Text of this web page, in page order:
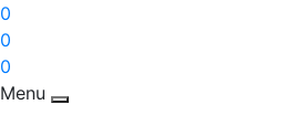
0
0
0
Menu